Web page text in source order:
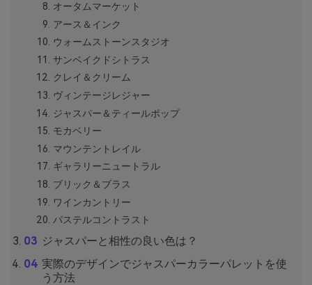
オータムマーケット
アース＆インク
ウォームストーンスタジオ
サンベイクドシトラス
クレイ＆クリーム
ヴィンテージレジャー
ジャスパー＆ティールポップ
モカベリー
マウンテントレイル
ギャラリーニュートラル
ブリック＆ブラス
ワインカントリー
パステルコントラスト
ジャスパーと相性の良い色は？
実際のデザインでジャスパーカラーパレットを使
う方法